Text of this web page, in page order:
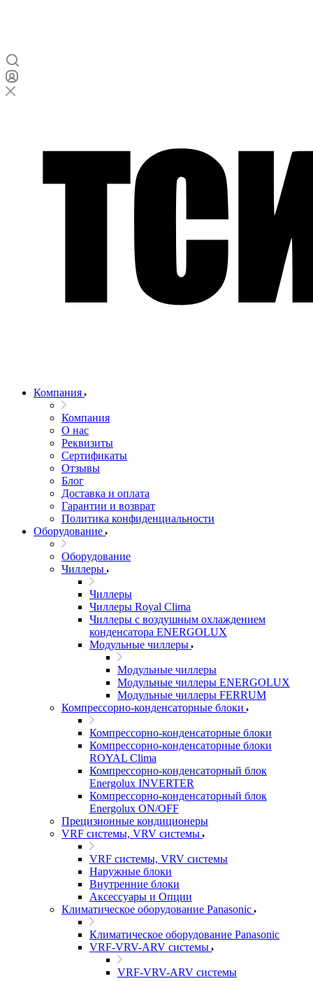
Компания
Компания
О нас
Реквизиты
Сертификаты
Отзывы
Блог
Доставка и оплата
Гарантии и возврат
Политика конфиденциальности
Оборудование
Оборудование
Чиллеры
Чиллеры
Чиллеры Royal Clima
Чиллеры с воздушным охлаждением
конденсатора ENERGOLUX
Модульные чиллеры
Модульные чиллеры
Модульные чиллеры ENERGOLUX
Модульные чиллеры FERRUM
Компрессорно-конденсаторные блоки
Компрессорно-конденсаторные блоки
Компрессорно-конденсаторные блоки
ROYAL Clima
Компрессорно-конденсаторный блок
Energolux INVERTER
Компрессорно-конденсаторный блок
Energolux ON/OFF
Прецизионные кондиционеры
VRF системы, VRV системы
VRF системы, VRV системы
Наружные блоки
Внутренние блоки
Аксессуары и Опции
Климатическое оборудование Panasonic
Климатическое оборудование Panasonic
VRF-VRV-ARV системы
VRF-VRV-ARV системы